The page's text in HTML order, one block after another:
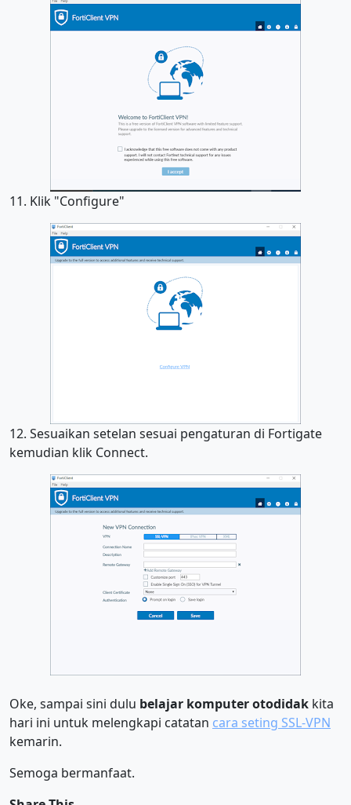
11. Klik "Configure"
12. Sesuaikan setelan sesuai pengaturan di Fortigate
kemudian klik Connect.
Oke, sampai sini dulu belajar komputer otodidak kita
hari ini untuk melengkapi catatan cara seting SSL-VPN
kemarin.
Semoga bermanfaat.